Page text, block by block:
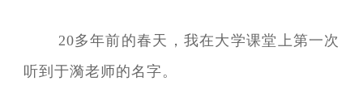
20多年前的春天，我在大学课堂上第一次
听到于漪老师的名字。